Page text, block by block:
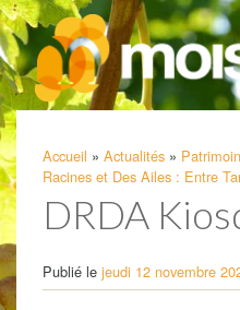
Accueil » Actualités »
Racines et Des Ailes : Entre
DRDA
Publié le jeudi 12 novembre